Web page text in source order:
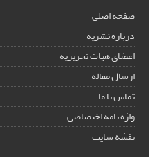
صفحه اصلی
درباره نشریه
اعضای هیات تحریریه
ارسال مقاله
تماس با ما
واژه نامه اختصاصی
نقشه سایت